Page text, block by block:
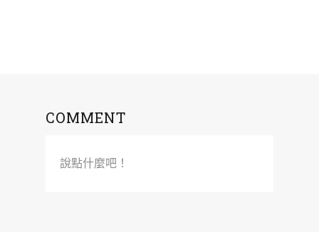
COMMENT
說點什麼吧！